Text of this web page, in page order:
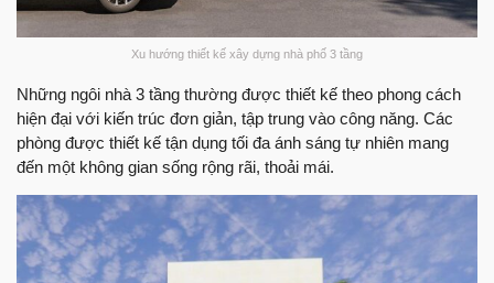
Xu hướng thiết kế xây dựng nhà phố 3 tầng
Những ngôi nhà 3 tầng thường được thiết kế theo phong cách
hiện đại với kiến trúc đơn giản, tập trung vào công năng. Các
phòng được thiết kế tận dụng tối đa ánh sáng tự nhiên mang
đến một không gian sống rộng rãi, thoải mái.